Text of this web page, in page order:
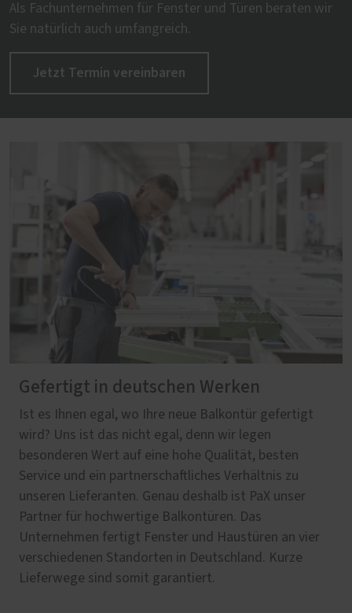
Als Fachunternehmen für Fenster und Türen beraten wir
Sie natürlich auch umfangreich.
Jetzt Termin vereinbaren
Gefertigt in deutschen Werken
Ist es Ihnen egal, wo Ihre neue Balkontür gefertigt
wird? Uns ist das nicht egal, denn wir legen
besonderen Wert auf eine hohe Qualität, besten
Service und ein partnerschaftliches Verhältnis zu
unseren Lieferanten. Genau deshalb ist PaX unser
Partner für hochwertige Balkontüren. Das
Unternehmen fertigt Fenster und Haustüren an vier
verschiedenen Standorten in Deutschland. Kurze
Lieferwege sind somit garantiert.